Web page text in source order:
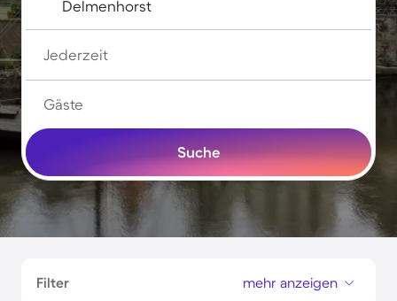
Jederzeit
Gäste
Suche
Filter mehr anzeigen